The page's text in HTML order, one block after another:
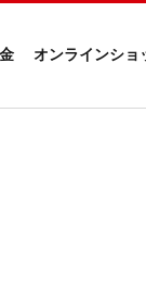
オンラインショ